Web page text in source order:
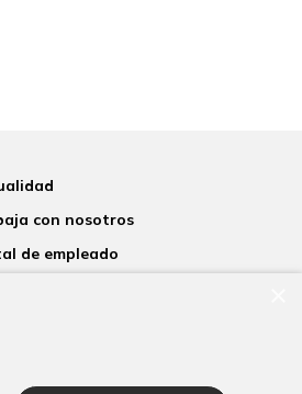
con nosotros
de empleado